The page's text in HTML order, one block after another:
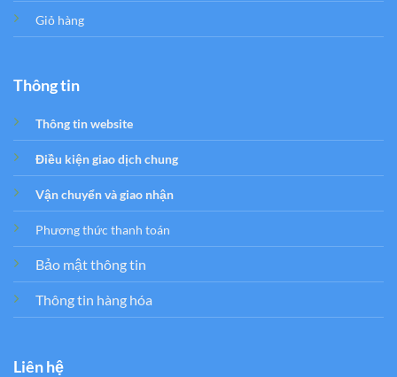
Giỏ hàng
Thông tin
Thông tin website
Điều kiện giao dịch chung
Vận chuyển và giao nhận
Phương thức thanh toán
Bảo mật thông tin
Thông tin hàng hóa
Liên hệ